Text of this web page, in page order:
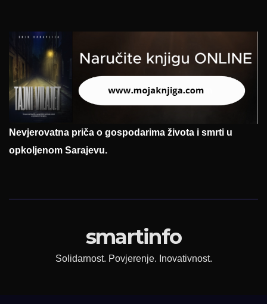
Nevjerovatna priča o gospodarima života i smrti u
opkoljenom Sarajevu.
smartinfo
Solidarnost. Povjerenje. Inovativnost.